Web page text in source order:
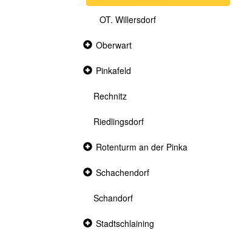
OT. Willersdorf
Collapsed
Oberwart
Collapsed
Pinkafeld
Rechnitz
Riedlingsdorf
Collapsed
Rotenturm an der Pinka
Collapsed
Schachendorf
Schandorf
Collapsed
Stadtschlaining